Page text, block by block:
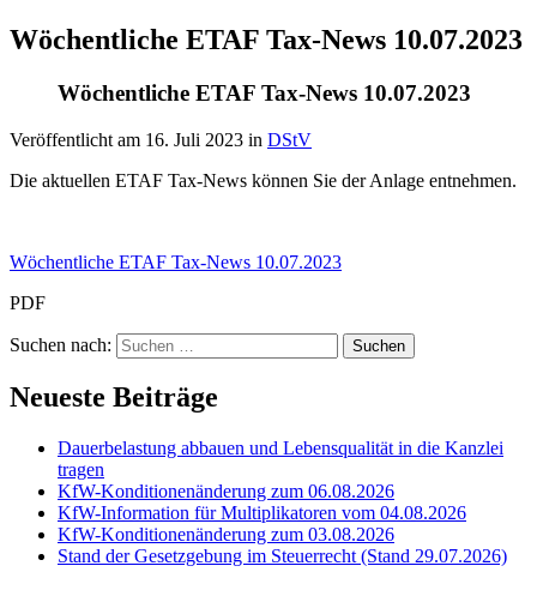
Wöchentliche ETAF Tax-News 10.07.2023
Wöchentliche ETAF Tax-News 10.07.2023
Veröffentlicht am 16. Juli 2023 in DStV
Die aktuellen ETAF Tax-News können Sie der Anlage entnehmen.
Wöchentliche ETAF Tax-News 10.07.2023
PDF
Suchen nach:
Neueste Beiträge
Dauerbelastung abbauen und Lebensqualität in die Kanzlei
tragen
KfW-Konditionenänderung zum 06.08.2026
KfW-Information für Multiplikatoren vom 04.08.2026
KfW-Konditionenänderung zum 03.08.2026
Stand der Gesetzgebung im Steuerrecht (Stand 29.07.2026)